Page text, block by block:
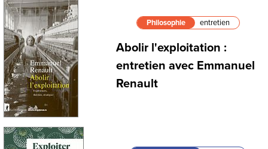
Philosophie entretien
Abolir l'exploitation :
entretien avec Emmanuel
Renault